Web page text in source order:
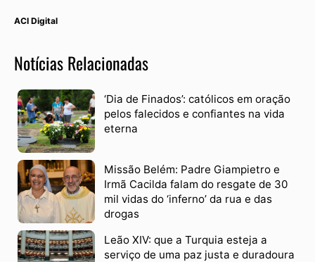
ACI Digital
Notícias Relacionadas
‘Dia de Finados’: católicos em oração
pelos falecidos e confiantes na vida
eterna
Missão Belém: Padre Giampietro e
Irmã Cacilda falam do resgate de 30
mil vidas do ‘inferno’ da rua e das
drogas
Leão XIV: que a Turquia esteja a
serviço de uma paz justa e duradoura